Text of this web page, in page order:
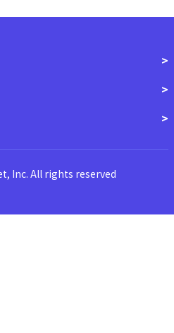
Inc. All rights reserved